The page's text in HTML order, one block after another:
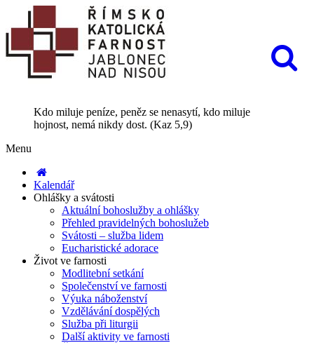
Kdo miluje peníze, peněz se nenasytí, kdo miluje
hojnost, nemá nikdy dost. (Kaz 5,9)
Menu
Kalendář
Ohlášky a svátosti
Aktuální bohoslužby a ohlášky
Přehled pravidelných bohoslužeb
Svátosti – služba lidem
Eucharistické adorace
Život ve farnosti
Modlitební setkání
Společenství ve farnosti
Výuka náboženství
Vzdělávání dospělých
Služba při liturgii
Další aktivity ve farnosti